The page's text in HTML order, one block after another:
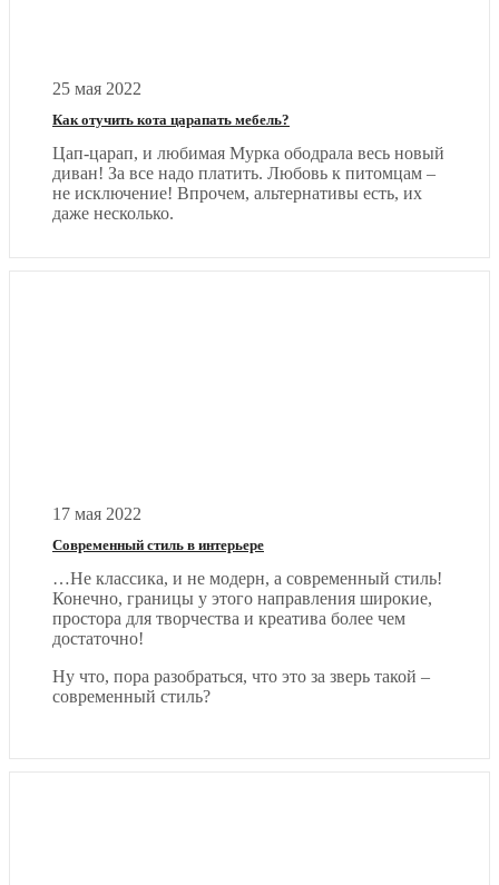
25 мая 2022
Как отучить кота царапать мебель?
Цап-царап, и любимая Мурка ободрала весь новый
диван! За все надо платить. Любовь к питомцам –
не исключение! Впрочем, альтернативы есть, их
даже несколько.
17 мая 2022
Современный стиль в интерьере
…Не классика, и не модерн, а современный стиль!
Конечно, границы у этого направления широкие,
простора для творчества и креатива более чем
достаточно!
Ну что, пора разобраться, что это за зверь такой –
современный стиль?